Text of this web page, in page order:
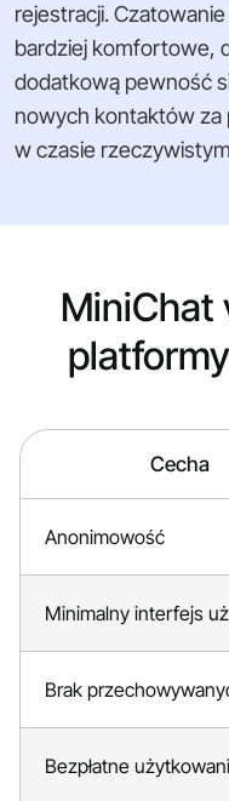
rejestracji.
bardziej komfortowe,
dodatkową pewność
nowych kontaktów
w czasie
MiniChat
Cecha
Anonimowość
Minimalny interfejs
Brak
Bezpłatne